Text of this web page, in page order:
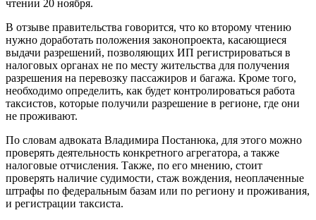
чтении 20 ноября.
В отзыве правительства говорится, что ко второму чтению
нужно доработать положения законопроекта, касающиеся
выдачи разрешений, позволяющих ИП регистрироваться в
налоговых органах не по месту жительства для получения
разрешения на перевозку пассажиров и багажа. Кроме того,
необходимо определить, как будет контролироваться работа
таксистов, которые получили разрешение в регионе, где они
не проживают.
По словам адвоката Владимира Постанюка, для этого можно
проверять деятельность конкретного агрегатора, а также
налоговые отчисления. Также, по его мнению, стоит
проверять наличие судимости, стаж вождения, неоплаченные
штрафы по федеральным базам или по региону и проживания,
и регистрации таксиста.